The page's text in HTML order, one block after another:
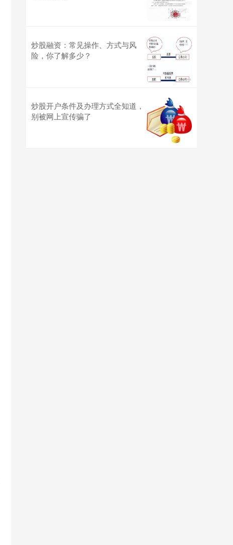
炒股融资：常见操作、方式与风
险，你了解多少？
炒股开户条件及办理方式全知道，
别被网上宣传骗了